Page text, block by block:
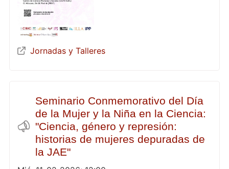
Jornadas y Talleres
Seminario Conmemorativo del Día
de la Mujer y la Niña en la Ciencia:
"Ciencia, género y represión:
historias de mujeres depuradas de
la JAE"